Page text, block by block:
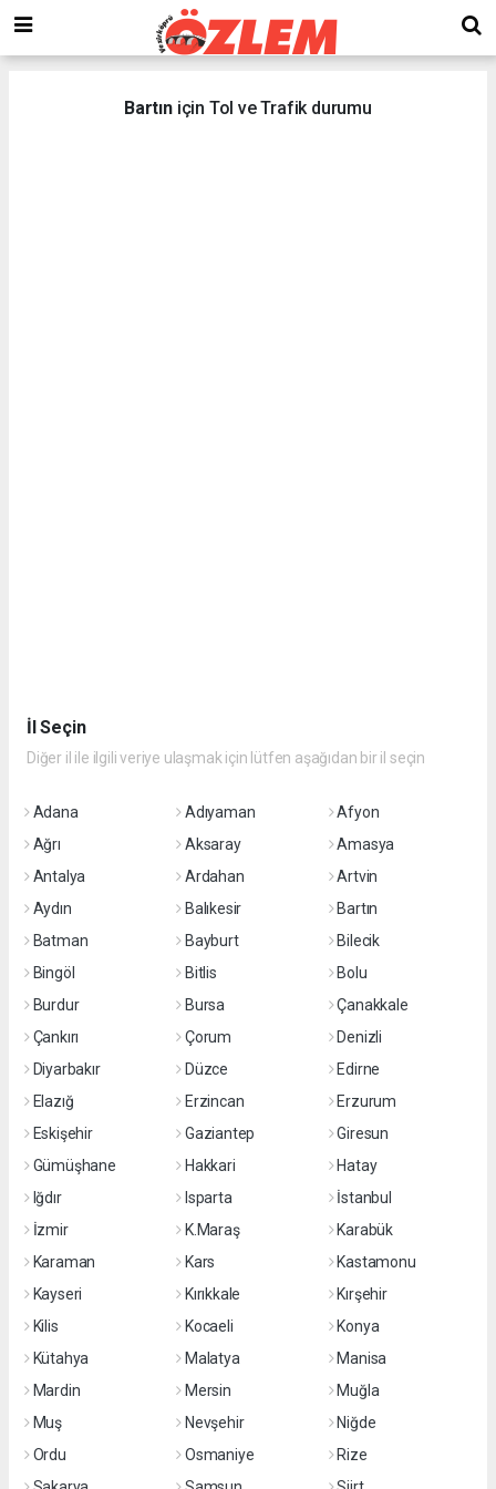
Bartın için Tol ve Trafik durumu
İl Seçin
Diğer il ile ilgili veriye ulaşmak için lütfen aşağıdan bir il seçin
Adana Adıyaman
Afyon
Ağrı
Aksaray
Amasya
Antalya
Ardahan
Artvin
Aydın
Balıkesir
Bartın
Batman
Bayburt
Bilecik
Bingöl
Bitlis
Bolu
Burdur
Bursa
Çanakkale
Çankırı
Çorum
Denizli
Diyarbakır
Düzce
Edirne
Elazığ
Erzincan
Erzurum
Eskişehir
Gaziantep
Giresun
Gümüşhane
Hakkari
Hatay
Iğdır
Isparta
İstanbul
İzmir
K.Maraş
Karabük
Karaman
Kars
Kastamonu
Kayseri
Kırıkkale
Kırşehir
Kilis
Kocaeli
Konya
Kütahya
Malatya
Manisa
Mardin
Mersin
Muğla
Muş
Nevşehir
Niğde
Ordu
Osmaniye
Rize